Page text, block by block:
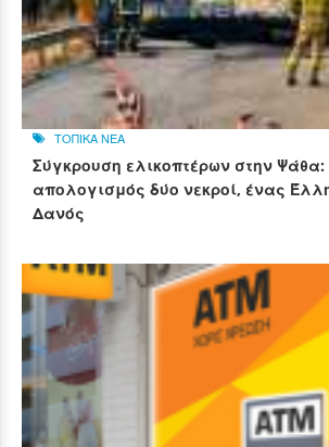
ΤΟΠΙΚΑ ΝΕΑ
Σύγκρουση ελικοπτέρων στην Ψάθα:
απολογισμός δύο νεκροί, ένας
Δανός